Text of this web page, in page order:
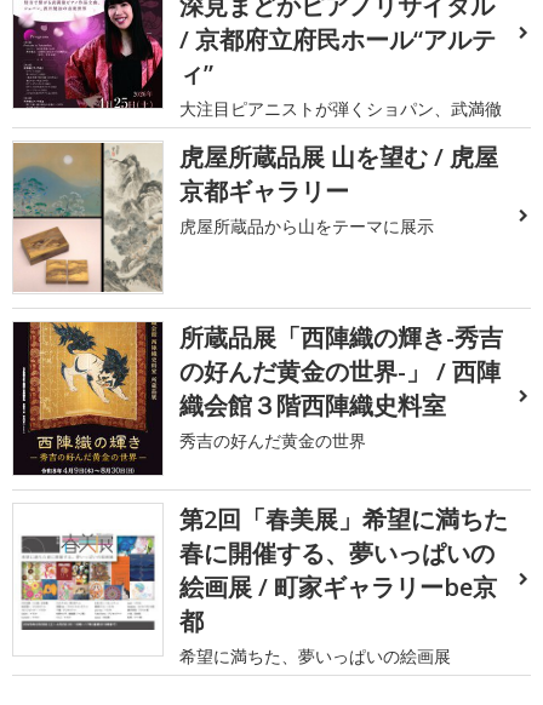
/ 京都府立府民ホール“アルテ
ィ”
大注目ピアニストが弾くショパン、武満徹
虎屋所蔵品展 山を望む / 虎屋
京都ギャラリー
虎屋所蔵品から山をテーマに展示
所蔵品展「西陣織の輝き-秀吉
の好んだ黄金の世界-」 / 西陣
織会館３階西陣織史料室
秀吉の好んだ黄金の世界
第2回「春美展」希望に満ちた
春に開催する、夢いっぱいの
絵画展 / 町家ギャラリーbe京
都
希望に満ちた、夢いっぱいの絵画展